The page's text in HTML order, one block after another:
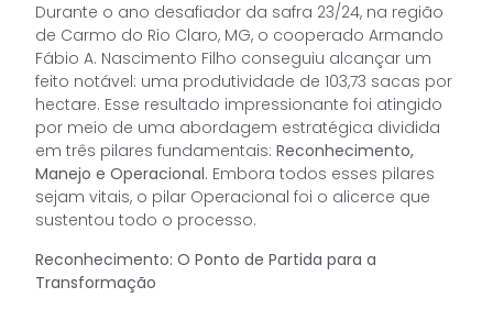
Durante o ano desafiador da safra 23/24, na região
de Carmo do Rio Claro, MG, o cooperado Armando
Fábio A. Nascimento Filho conseguiu alcançar um
feito notável: uma produtividade de 103,73 sacas por
hectare. Esse resultado impressionante foi atingido
por meio de uma abordagem estratégica dividida
em três pilares fundamentais: Reconhecimento,
Manejo e Operacional. Embora todos esses pilares
sejam vitais, o pilar Operacional foi o alicerce que
sustentou todo o processo.
Reconhecimento: O Ponto de Partida para a
Transformação